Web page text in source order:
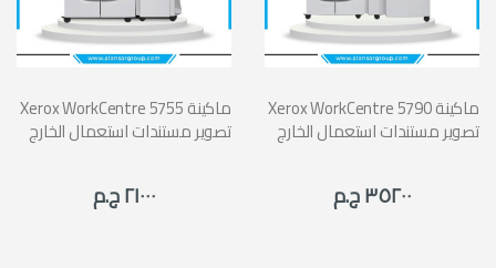
Xerox WorkCentre 5755 ماكينة
تصوير مستندات استعمال الخارج
٢١٠٠٠ ج.م
Xerox WorkCentre 5790 ماكينة
تصوير مستندات استعمال الخارج
٣٥٢٠٠ ج.م